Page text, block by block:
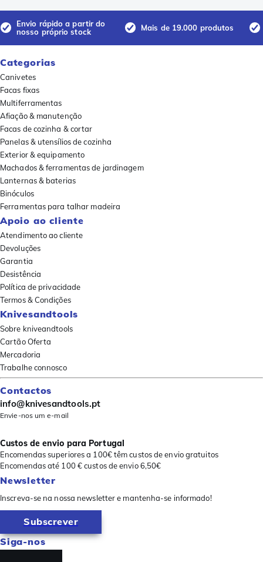
Envio rápido a partir do
nosso próprio stock
Mais de 19.000 produtos
Categorias
Canivetes
Facas fixas
Multiferramentas
Afiação & manutenção
Facas de cozinha & cortar
Panelas & utensílios de cozinha
Exterior & equipamento
Machados & ferramentas de jardinagem
Lanternas & baterias
Binóculos
Ferramentas para talhar madeira
Apoio ao cliente
Atendimento ao cliente
Devoluções
Garantia
Desistência
Política de privacidade
Termos & Condições
Knivesandtools
Sobre kniveandtools
Cartão Oferta
Mercadoria
Trabalhe connosco
Contactos
info@knivesandtools.pt
Envie-nos um e-mail
Custos de envio para Portugal
Encomendas superiores a 100€ têm custos de envio gratuitos
Encomendas até 100 € custos de envio 6,50€
Newsletter
Inscreva-se na nossa newsletter e mantenha-se informado!
Subscrever
Siga-nos